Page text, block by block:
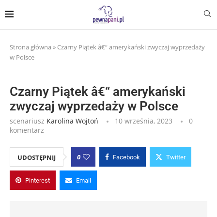
Strona główna » Czarny Piątek â€“ amerykański zwyczaj wyprzedaży
w Polsce
Czarny Piątek â€“ amerykański
zwyczaj wyprzedaży w Polsce
scenariusz Karolina Wojtoń 10 września, 2023
0
komentarz
UDOSTĘPNIJ 0 Facebook Twitter
Pinterest Email